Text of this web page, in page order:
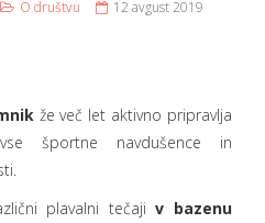
O društvu 12 avgust 2019
že več let aktivno pripravlja
športne navdušence in
plavalni tečajiv bazenu